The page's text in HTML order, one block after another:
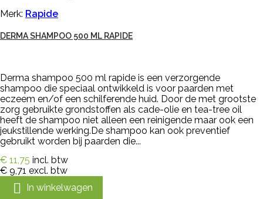
Merk: Rapide
DERMA SHAMPOO 500 ML RAPIDE
Derma shampoo 500 ml rapide is een verzorgende
shampoo die speciaal ontwikkeld is voor paarden met
eczeem en/of een schilferende huid. Door de met grootste
zorg gebruikte grondstoffen als cade-olie en tea-tree oil
heeft de shampoo niet alleen een reinigende maar ook een
jeukstillende werking.De shampoo kan ook preventief
gebruikt worden bij paarden die...
€ 11,75 incl. btw
€ 9,71 excl. btw
 In winkelwagen